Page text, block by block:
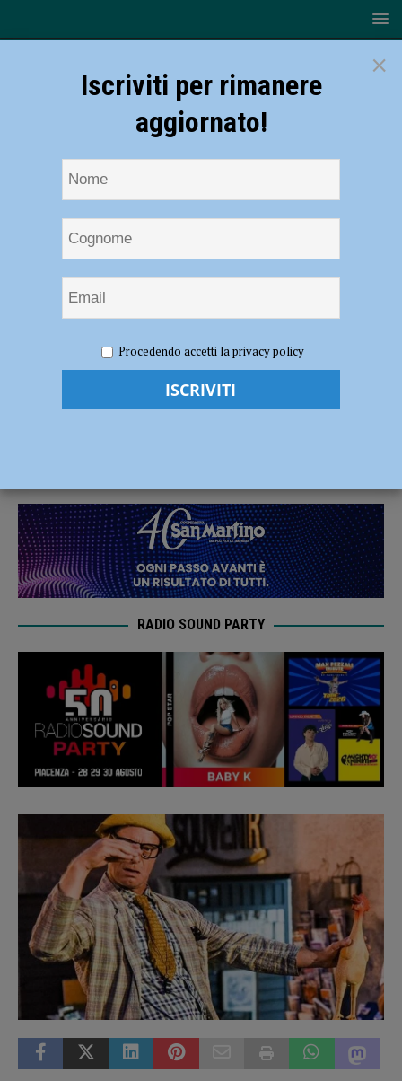
2020 in streaming, il 25 luglio
Bascherdeis 2020 in streaming, il 25
RADIO SOUND PARTY
×
Iscriviti per rimanere
aggiornato!
Procedendo accetti la privacy policy